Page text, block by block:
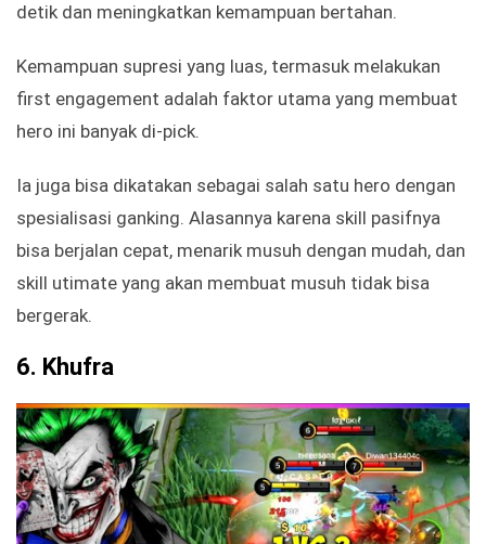
detik dan meningkatkan kemampuan bertahan.
Kemampuan supresi yang luas, termasuk melakukan
first engagement adalah faktor utama yang membuat
hero ini banyak di-pick.
Ia juga bisa dikatakan sebagai salah satu hero dengan
spesialisasi ganking. Alasannya karena skill pasifnya
bisa berjalan cepat, menarik musuh dengan mudah, dan
skill utimate yang akan membuat musuh tidak bisa
bergerak.
6. Khufra